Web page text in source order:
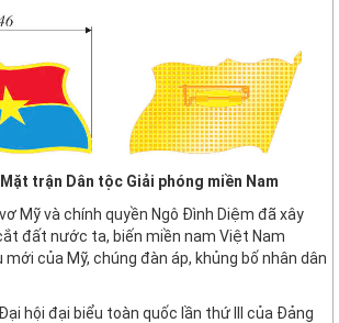
trận Dân tộc Giải phóng miền Nam
Mỹ và chính quyền Ngô Đình Diệm đã xây
đất nước ta, biến miền nam Việt Nam
của Mỹ, chúng đàn áp, khủng bố nhân dân
hội đại biểu toàn quốc lần thứ III của Đảng